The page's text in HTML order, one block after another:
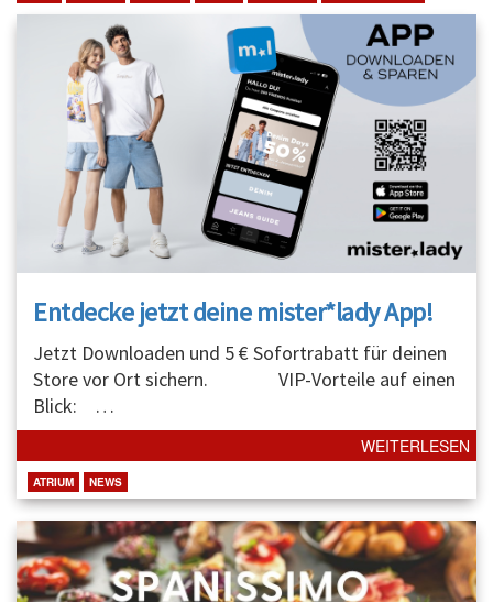
Entdecke jetzt deine mister*lady App!
Jetzt Downloaden und 5 € Sofortrabatt für deinen
Store vor Ort sichern. VIP-Vorteile auf einen
Blick: …
WEITERLESEN
ATRIUM NEWS